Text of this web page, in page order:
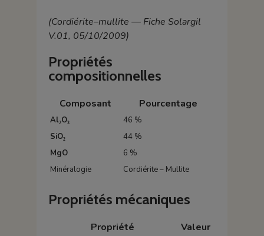
(Cordiérite–mullite — Fiche Solargil
V.01, 05/10/2009)
Propriétés
compositionnelles
Composant Pourcentage
Al₂O₃
46 %
SiO₂
44 %
MgO
6 %
Minéralogie
Cordiérite – Mullite
Propriétés mécaniques
Propriété Valeur